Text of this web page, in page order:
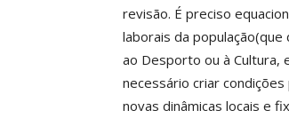
revisão. É preciso
laborais da
ao Desporto ou à Cultura,
necessário criar
novas dinâmicas locais e